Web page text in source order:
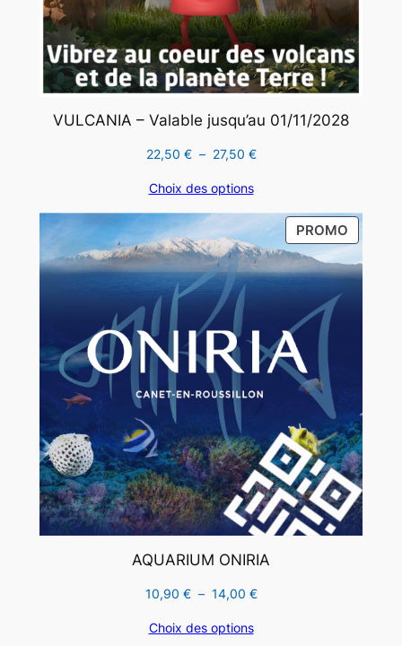
VULCANIA – Valable jusqu’au 01/11/2028
22,50 € – 27,50 €Plage
22,50 €
27,50 €
Choix des options
PROMO
EN
AQUARIUM ONIRIA
10,90 € – 14,00 €Plage
Choix des options